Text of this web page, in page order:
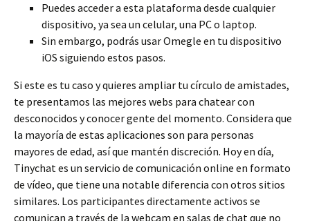
Puedes acceder a esta plataforma desde cualquier
dispositivo, ya sea un celular, una PC o laptop.
Sin embargo, podrás usar Omegle en tu dispositivo
iOS siguiendo estos pasos.
Si este es tu caso y quieres ampliar tu círculo de amistades,
te presentamos las mejores webs para chatear con
desconocidos y conocer gente del momento. Considera que
la mayoría de estas aplicaciones son para personas
mayores de edad, así que mantén discreción. Hoy en día,
Tinychat es un servicio de comunicación online en formato
de vídeo, que tiene una notable diferencia con otros sitios
similares. Los participantes directamente activos se
comunican a través de la webcam en salas de chat que no